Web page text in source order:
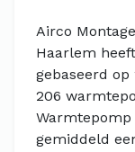
Airco
Haarlem
gebaseerd op
206
gemiddeld